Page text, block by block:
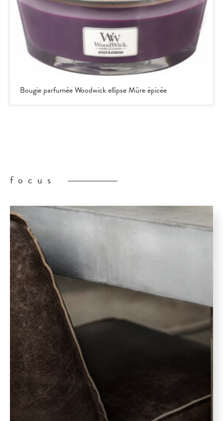
Bougie parfumée Woodwick ellipse Mûre épicée
focus